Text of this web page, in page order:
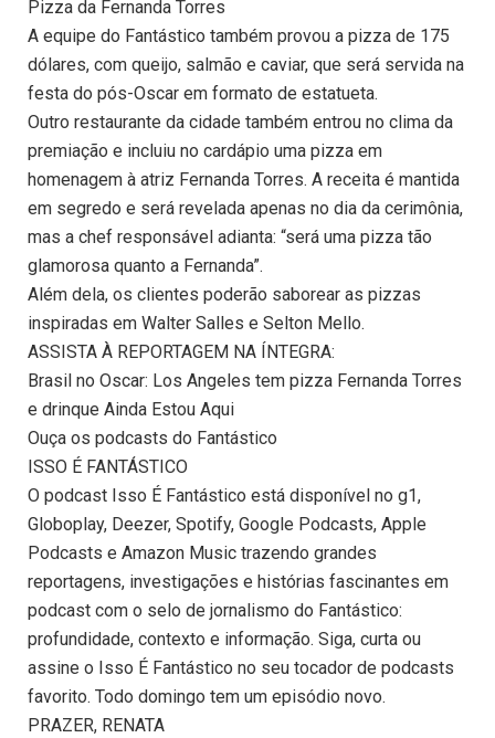
Pizza da Fernanda Torres
A equipe do Fantástico também provou a pizza de 175
dólares, com queijo, salmão e caviar, que será servida na
festa do pós-Oscar em formato de estatueta.
Outro restaurante da cidade também entrou no clima da
premiação e incluiu no cardápio uma pizza em
homenagem à atriz Fernanda Torres. A receita é mantida
em segredo e será revelada apenas no dia da cerimônia,
mas a chef responsável adianta: “será uma pizza tão
glamorosa quanto a Fernanda”.
Além dela, os clientes poderão saborear as pizzas
inspiradas em Walter Salles e Selton Mello.
ASSISTA À REPORTAGEM NA ÍNTEGRA:
Brasil no Oscar: Los Angeles tem pizza Fernanda Torres
e drinque Ainda Estou Aqui
Ouça os podcasts do Fantástico
ISSO É FANTÁSTICO
O podcast Isso É Fantástico está disponível no g1,
Globoplay, Deezer, Spotify, Google Podcasts, Apple
Podcasts e Amazon Music trazendo grandes
reportagens, investigações e histórias fascinantes em
podcast com o selo de jornalismo do Fantástico:
profundidade, contexto e informação. Siga, curta ou
assine o Isso É Fantástico no seu tocador de podcasts
favorito. Todo domingo tem um episódio novo.
PRAZER, RENATA